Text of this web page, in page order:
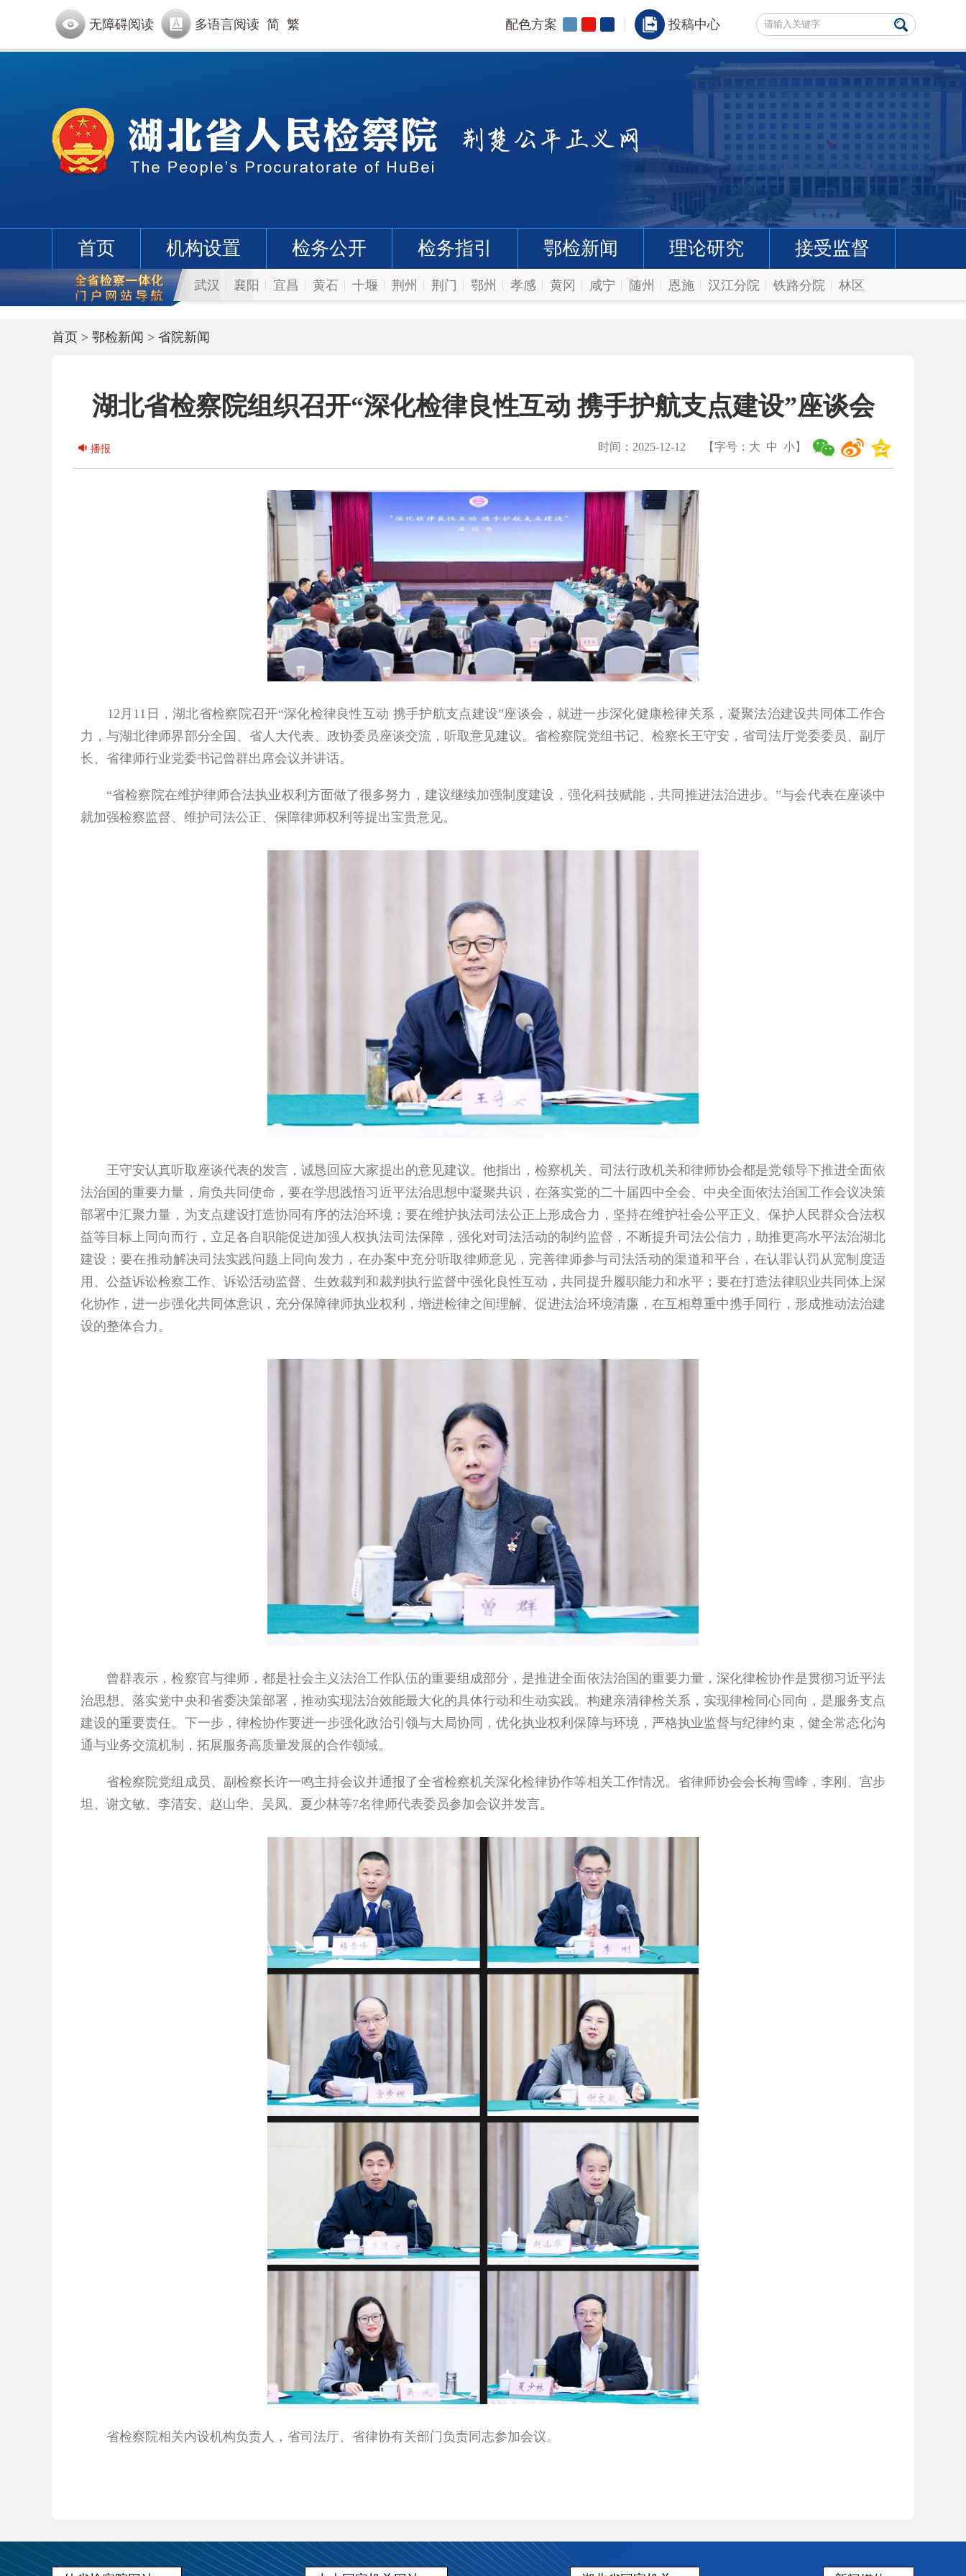
无障碍阅读 多语言阅读 简 繁 配色方案 投稿中心
首页 机构设置 检务公开 检务指引 鄂检新闻 理论研究 接受监督
武汉 襄阳 宜昌 黄石 十堰 荆州 荆门 鄂州 孝感 黄冈 咸宁 随州 恩施 汉江分院 铁路分院 林区
首页 > 鄂检新闻 > 省院新闻
湖北省检察院组织召开“深化检律良性互动 携手护航支点建设”座谈会
【字号： 大 中 小】
播报 时间：2025-12-12
12 月 11 日，湖北省检察院召开“深化检律良性互动 携手护航支点建设”座谈会，就进一步深化健康检律关系，凝聚法治建设共同体工作合
力，与湖北律师界部分全国、省人大代表、政协委员座谈交流，听取意见建议。省检察院党组书记、检察长王守安，省司法厅党委委员、副厅
长、省律师行业党委书记曾群出席会议并讲话。
“省检察院在维护律师合法执业权利方面做了很多努力，建议继续加强制度建设，强化科技赋能，共同推进法治进步。 ”与会代表在座谈中
就加强检察监督、维护司法公正、保障律师权利等提出宝贵意见。
王守安认真听取座谈代表的发言，诚恳回应大家提出的意见建议。他指出，检察机关、司法行政机关和律师协会都是党领导下推进全面依
法治国的重要力量，肩负共同使命，要在学思践悟习近平法治思想中凝聚共识，在落实党的二十届四中全会、中央全面依法治国工作会议决策
部署中汇聚力量，为支点建设打造协同有序的法治环境；要在维护执法司法公正上形成合力，坚持在维护社会公平正义、保护人民群众合法权
益等目标上同向而行，立足各自职能促进加强人权执法司法保障，强化对司法活动的制约监督，不断提升司法公信力，助推更高水平法治湖北
建设；要在推动解决司法实践问题上同向发力，在办案中充分听取律师意见，完善律师参与司法活动的渠道和平台，在认罪认罚从宽制度适
用、公益诉讼检察工作、诉讼活动监督、生效裁判和裁判执行监督中强化良性互动，共同提升履职能力和水平；要在打造法律职业共同体上深
化协作，进一步强化共同体意识，充分保障律师执业权利，增进检律之间理解、促进法治环境清廉，在互相尊重中携手同行，形成推动法治建
设的整体合力。
曾群表示，检察官与律师，都是社会主义法治工作队伍的重要组成部分，是推进全面依法治国的重要力量，深化律检协作是贯彻习近平法
治思想、落实党中央和省委决策部署，推动实现法治效能最大化的具体行动和生动实践。构建亲清律检关系，实现律检同心同向，是服务支点
建设的重要责任。下一步，律检协作要进一步强化政治引领与大局协同，优化执业权利保障与环境，严格执业监督与纪律约束，健全常态化沟
通与业务交流机制，拓展服务高质量发展的合作领域。
省检察院党组成员、副检察长许一鸣主持会议并通报了全省检察机关深化检律协作等相关工作情况。省律师协会会长梅雪峰，李刚、宫步
坦、谢文敏、李清安、赵山华、吴凤、夏少林等7名律师代表委员参加会议并发言。
省检察院相关内设机构负责人，省司法厅、省律协有关部门负责同志参加会议。